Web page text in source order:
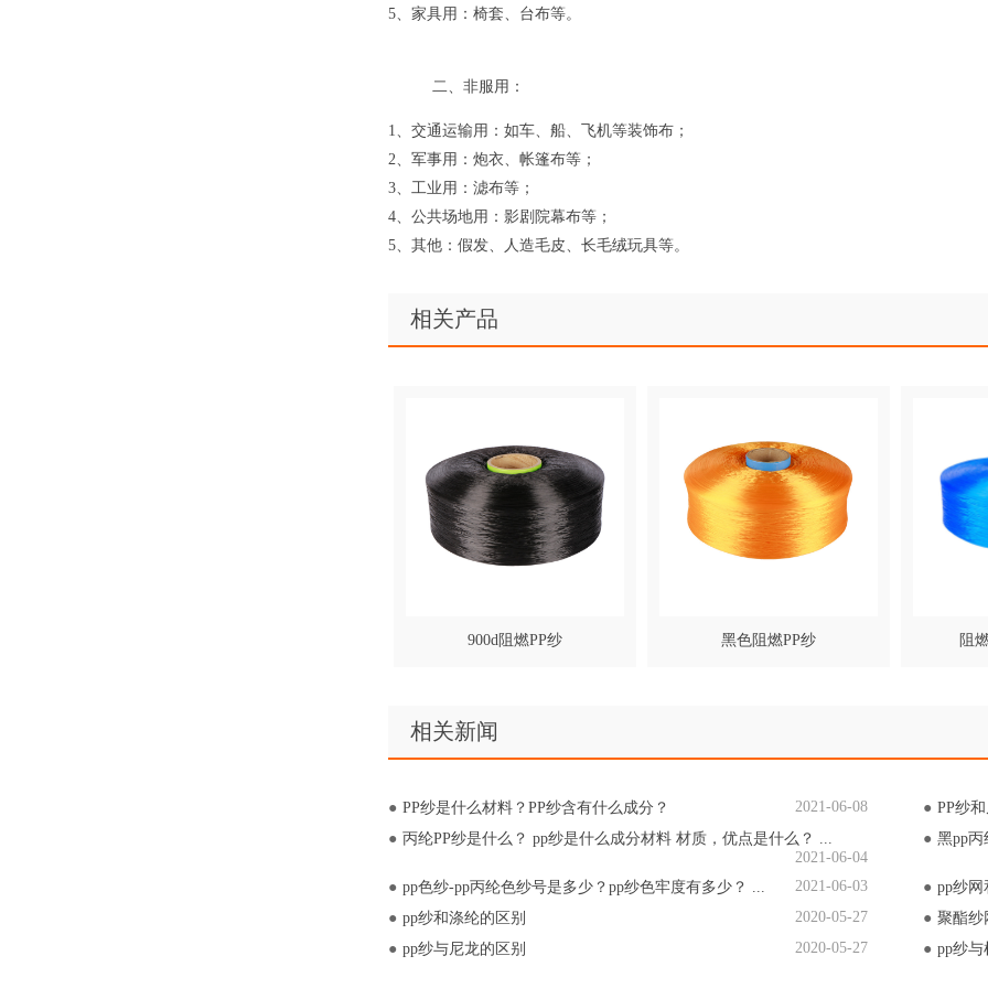
5、家具用：椅套、台布等。
二、非服用：
1、交通运输用：如车、船、飞机等装饰布；
2、军事用：炮衣、帐篷布等；
3、工业用：滤布等；
4、公共场地用：影剧院幕布等；
5、其他：假发、人造毛皮、长毛绒玩具等。
相关产品
900d阻燃PP纱 黑色阻燃PP纱 阻
相关新闻
PP纱是什么材料？PP纱含有什么成分？ 2021-06-08
PP纱
丙纶PP纱是什么？ pp纱是什么成分材料 材质，优点是什么？ ...
2021-06-04
黑pp
pp色纱-pp丙纶色纱号是多少？pp纱色牢度有多少？ ... 2021-06-03
pp纱
pp纱和涤纶的区别
2020-05-27
聚酯纱
pp纱与尼龙的区别
2020-05-27 pp纱